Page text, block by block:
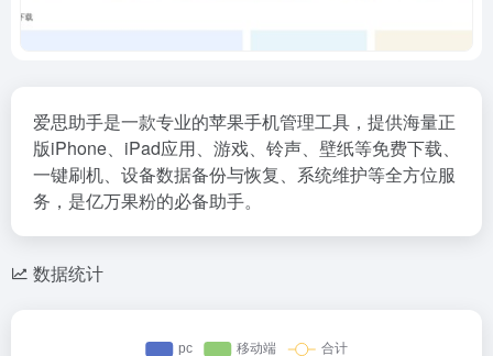
爱思助手是一款专业的苹果手机管理工具，提供海量正
版iPhone、iPad应用、游戏、铃声、壁纸等免费下载、
一键刷机、设备数据备份与恢复、系统维护等全方位服
务，是亿万果粉的必备助手。
数据统计